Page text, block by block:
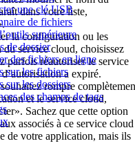
une clé USB
de fichiers
supérieure
de dossier
des fichiers en ligne
sur les fichiers
sur les dossiers
des champs de tags
dans votre liste,
la configuration ou les
du service cloud, choisissez
parfois réautoriser le service
a expiré.
rompre
et le service cloud,
Sachez que cette option
associés à ce service cloud
de votre application, mais ils